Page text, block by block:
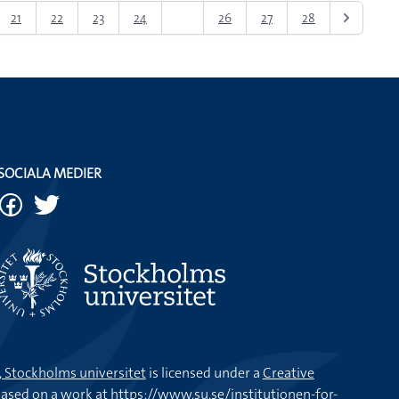
21 22 23 24 26 27 28
MEDIER
universitetis licensed under aCreative
on a work athttps://www.su.se/institutionen-for-